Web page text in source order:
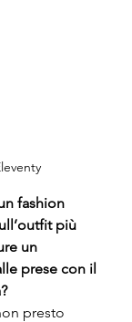
fashion
outfit più
un
prese con il
?
presto